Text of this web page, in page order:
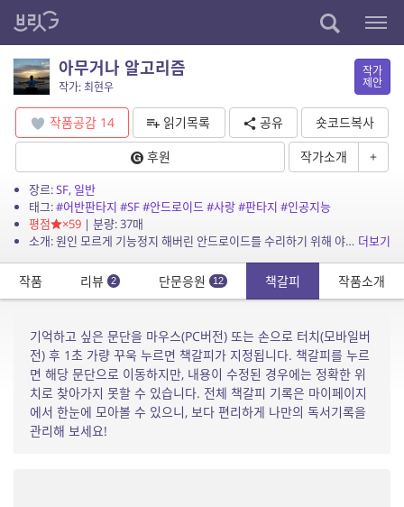
아무거나 알고리즘
작가: 최현우
작가
제안
작품공감 14 읽기목록 공유
숏코드복사
후원
작가소개 +
장르:SF, 일반
태그:#어반판타지 #SF#안드로이드#사랑#판타지 #인공지능
평점
×59| 분량: 37매
소개: 원인 모르게 기능정지 해버린 안드로이드를 수리하기 위해 야근을 하는 수리기사의 애환. 더보기
작품 리뷰 2 단문응원 12 책갈피 작품소개
기억하고 싶은 문단을 마우스(PC버전) 또는 손으로 터치(모바일버
전) 후 1초 가량 꾸욱 누르면 책갈피가 지정됩니다. 책갈피를 누르
면 해당 문단으로 이동하지만, 내용이 수정된 경우에는 정확한 위
치로 찾아가지 못할 수 있습니다. 전체 책갈피 기록은 마이페이지
에서 한눈에 모아볼 수 있으니, 보다 편리하게 나만의 독서기록을
관리해 보세요!